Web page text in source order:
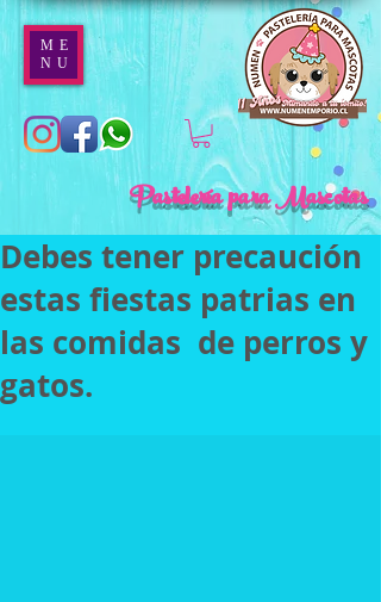
ME
NU
Pastelería para Mascotas
Debes tener precaución
estas fiestas patrias en
las comidas de perros y
gatos.